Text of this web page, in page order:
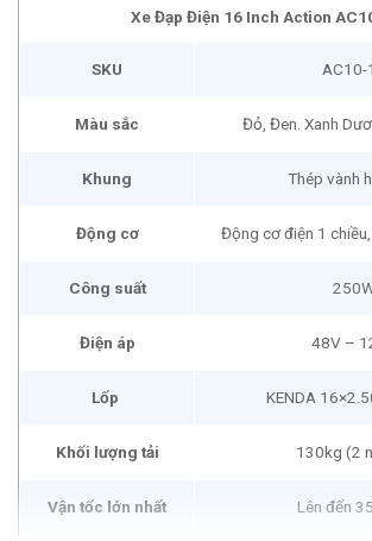
Xe Đạp Điện 16 Inch Action
SKU AC10-
Màu sắc Đỏ, Đen. Xanh
Khung Thép vành
Động cơ Động cơ điện 1
Công suất
Điện áp 48V –
Lốp KENDA
Khối lượng tải 130kg (2
Vận tốc lớn nhất Lên đến